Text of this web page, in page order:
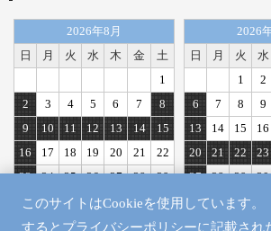
2026年8月
日
月 火 水 木 金
土
1
2
3 4 5 6 7
8
9
10 11 12 13 14
15
16
17 18 19 20 21
22
23
24 25 26 27 28
29
30
31
2026
日
月 火 水
1
2
6
7 8 9
13
14 15 16
20
21 22 23
27
28 29 30
定休日
このサイトはCookieを使用しています。
するとプライバシーポリシーに記載され